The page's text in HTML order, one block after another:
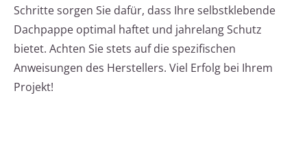
Schritte sorgen Sie dafür, dass Ihre selbstklebende
Dachpappe optimal haftet und jahrelang Schutz
bietet. Achten Sie stets auf die spezifischen
Anweisungen des Herstellers. Viel Erfolg bei Ihrem
Projekt!